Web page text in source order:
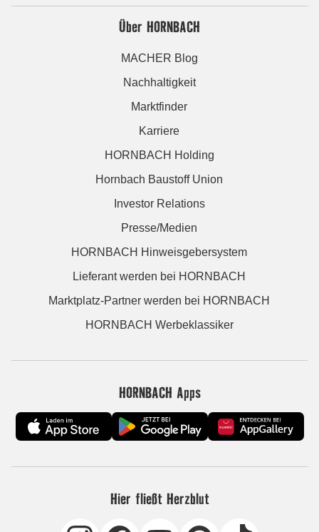
Über HORNBACH
MACHER Blog
Nachhaltigkeit
Marktfinder
Karriere
HORNBACH Holding
Hornbach Baustoff Union
Investor Relations
Presse/Medien
HORNBACH Hinweisgebersystem
Lieferant werden bei HORNBACH
Marktplatz-Partner werden bei HORNBACH
HORNBACH Werbeklassiker
HORNBACH Apps
Hier fließt Herzblut